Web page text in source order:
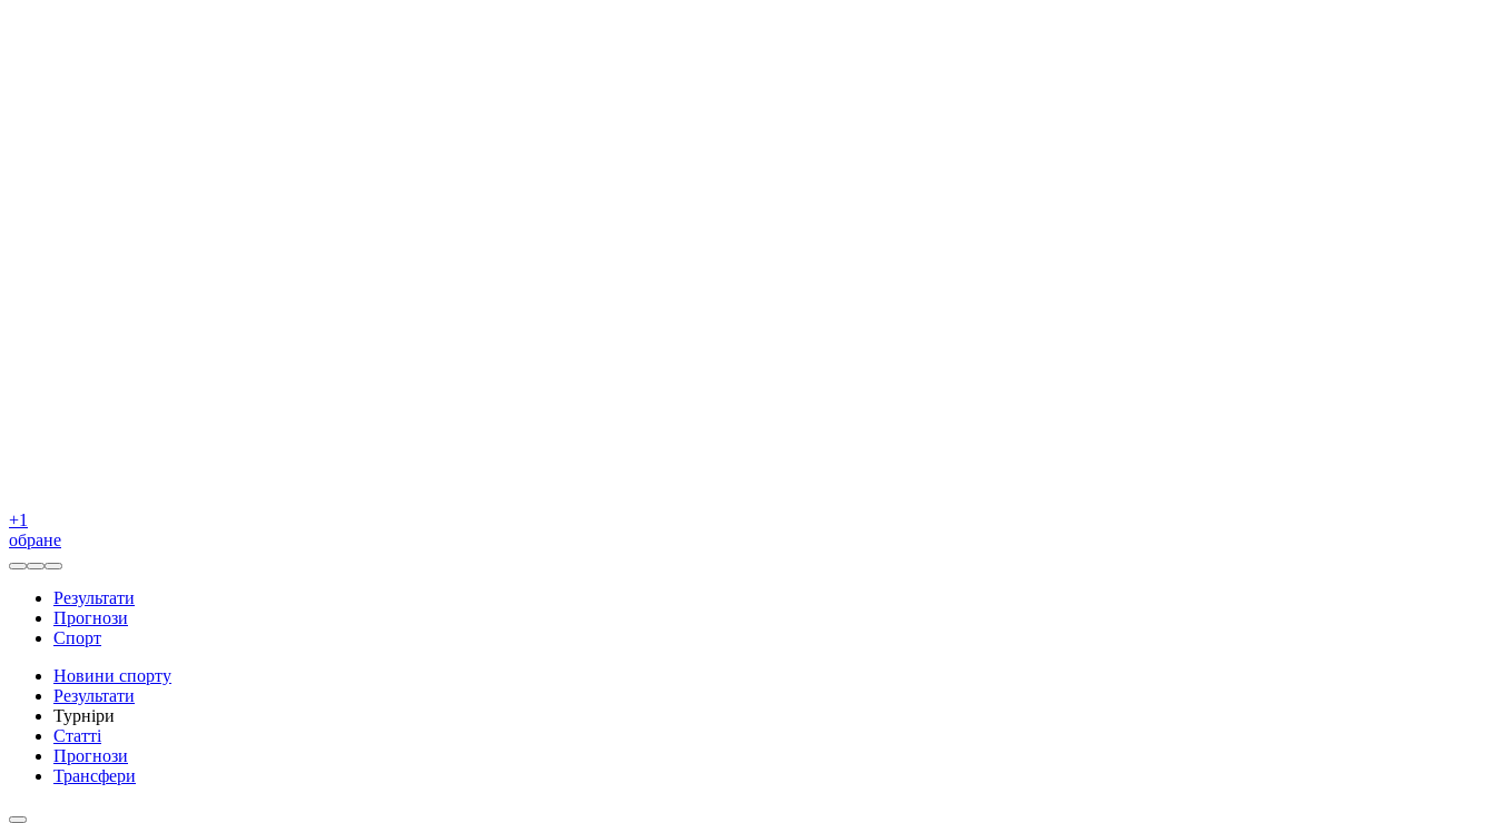
+1
обране
Результати
Прогнози
Спорт
Новини спорту
Результати
Турніри
Статті
Прогнози
Трансфери